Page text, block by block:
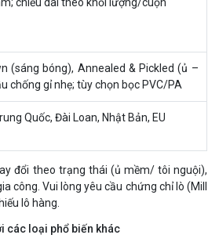
(sáng bóng), Annealed & Pickled (ủ –
chống gỉ nhẹ; tùy chọn bọc PVC/PA
Quốc, Đài Loan, Nhật Bản, EU
đổi theo trạng thái (ủ mềm/ tôi nguội),
công. Vui lòng yêu cầu chứng chỉ lò (Mill
lô hàng.
các loại phổ biến khác